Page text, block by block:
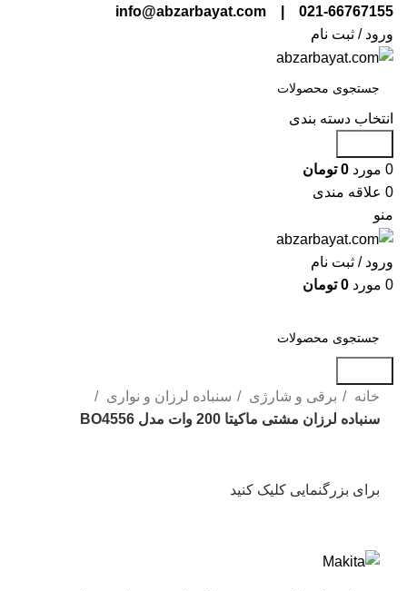
021-66767155 | info@abzarbayat.com
ورود / ثبت نام
انتخاب دسته بندی
0 مورد 0 تومان
0 علاقه مندی
منو
ورود / ثبت نام
0 مورد 0 تومان
خانه
برقی و شارژی
سنباده لرزان و نواری
سنباده لرزان مشتی ماکیتا 200 وات مدل BO4556
برای بزرگنمایی کلیک کنید